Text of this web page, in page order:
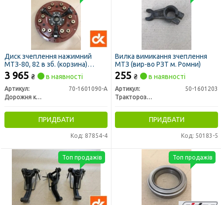
Диск зчеплення нажимний
МТЗ-80, 82 в зб. (корзина)
старого зразка (ДК)
3 965 ₴ в наявності
Артикул:
70-1601090-А
Дорожня карта
ПРИДБАТИ
Код: 87854-4
Вилка вимикання зчеплення
МТЗ (вир-во РЗТ м. Ромни)
255 ₴ в наявності
Артикул:
50-1601203
Тракторозапчасть г. Ромны
ПРИДБАТИ
Код: 50183-5
Топ продажів Топ продажів